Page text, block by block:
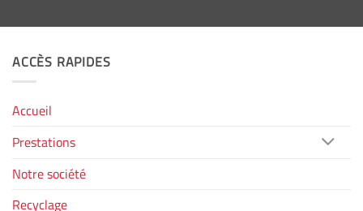
ACCÈS RAPIDES
Accueil
Prestations
Notre société
Recyclage